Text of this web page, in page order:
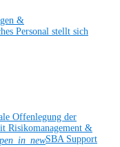
&
Personal stellt sich
Offenlegung der
Risikomanagement &
SBA Support